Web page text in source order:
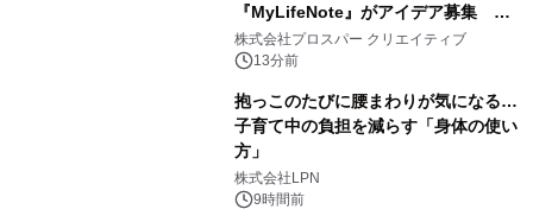
『MyLifeNote』がアイデア募集 優
秀賞100名に1年間無償試用
株式会社プロスパー クリエイティブ
13分前
抱っこのたびに腰まわりが気になる…
子育て中の負担を減らす「身体の使い
方」
株式会社LPN
9時間前